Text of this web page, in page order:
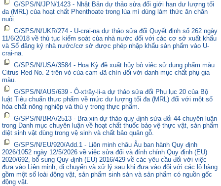
G/SPS/N/JPN/1423 - Nhật Bản dự thảo sửa đổi giới hạn dư lượng tối
đa (MRL) của hoạt chất Phenthoate trong lúa mì dùng làm thức ăn chăn
nuôi.
G/SPS/N/UKR/274 - U-crai-na dự thảo sửa đổi Quyết định số 262 ngày
11/6/2018 về thủ tục kiểm soát của nhà nước đối với các cơ sở xuất khẩu
và Sổ đăng ký nhà nước/cơ sở được phép nhập khẩu sản phẩm vào U-
crai-na.
G/SPS/N/USA/3584 - Hoa Kỳ đề xuất hủy bỏ việc sử dụng phẩm màu
Citrus Red No. 2 trên vỏ của cam đã chín đối với danh mục chất phụ gia
màu.
G/SPS/N/AUS/639 - Ô-xtrây-li-a dự thảo sửa đổi Phụ lục 20 của Bộ
luật Tiêu chuẩn thực phẩm về mức dư lượng tối đa (MRL) đối với một số
hóa chất nông nghiệp và thú y trong thực phẩm.
G/SPS/N/BRA/2513 - Bra-xin dự thảo quy định sửa đổi 44 chuyên luận
trong Danh mục chuyên luận về hoạt chất thuốc bảo vệ thực vật, sản phẩm
diệt sinh vật dùng trong vệ sinh và chất bảo quản gỗ.
G/SPS/N/EU/920/Add.1 - Liên minh châu Âu ban hành Quy định
2026/1052 ngày 12/5/2026 về việc sửa đổi và đính chính Quy định (EU)
2020/692, bổ sung Quy định (EU) 2016/429 về các yêu cầu đối với việc
đưa vào Liên minh, di chuyển và xử lý sau khi đưa vào đối với các lô hàng
gồm một số loài động vật, sản phẩm sinh sản và sản phẩm có nguồn gốc
động vật.